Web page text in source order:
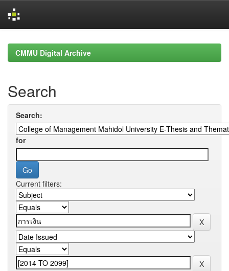
navigationCMMU Digital Archive
Search
Search:
for
Current filters: